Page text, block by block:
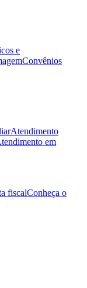
e
Convênios
Atendimento
em
fiscalConheça o